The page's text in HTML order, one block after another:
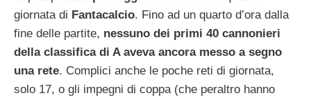
giornata di Fantacalcio. Fino ad un quarto d’ora dalla
fine delle partite, nessuno dei primi 40 cannonieri
della classifica di A aveva ancora messo a segno
una rete. Complici anche le poche reti di giornata,
solo 17, o gli impegni di coppa (che peraltro hanno